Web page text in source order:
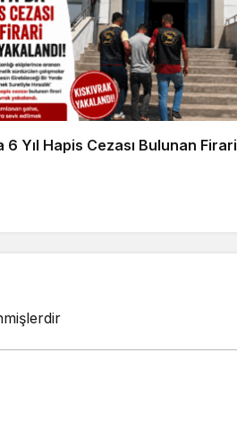
6 Yıl Hapis Cezası Bulunan Firari